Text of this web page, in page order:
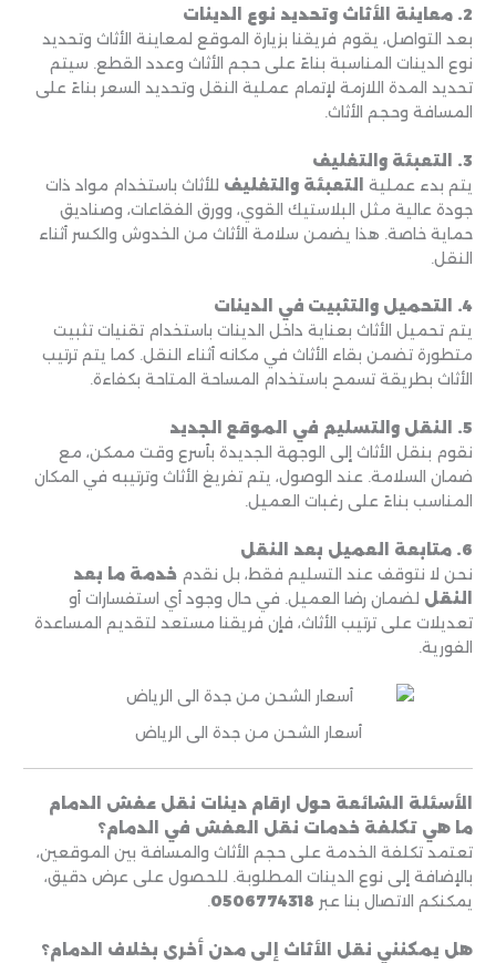
2. معاينة الأثاث وتحديد نوع الدينات
بعد التواصل، يقوم فريقنا بزيارة الموقع لمعاينة الأثاث وتحديد
نوع الدينات المناسبة بناءً على حجم الأثاث وعدد القطع. سيتم
تحديد المدة اللازمة لإتمام عملية النقل وتحديد السعر بناءً على
المسافة وحجم الأثاث.
3. التعبئة والتغليف
يتم بدء عملية
التعبئة والتغليف للأثاث باستخدام مواد ذات
جودة عالية مثل البلاستيك القوي، وورق الفقاعات، وصناديق
حماية خاصة. هذا يضمن سلامة الأثاث من الخدوش والكسر أثناء
النقل.
4. التحميل والتثبيت في الدينات
يتم تحميل الأثاث بعناية داخل الدينات باستخدام تقنيات تثبيت
متطورة تضمن بقاء الأثاث في مكانه أثناء النقل. كما يتم ترتيب
الأثاث بطريقة تسمح باستخدام المساحة المتاحة بكفاءة.
5. النقل والتسليم في الموقع الجديد
نقوم بنقل الأثاث إلى الوجهة الجديدة بأسرع وقت ممكن، مع
ضمان السلامة. عند الوصول، يتم تفريغ الأثاث وترتيبه في المكان
المناسب بناءً على رغبات العميل.
6. متابعة العميل بعد النقل
نحن لا نتوقف عند التسليم فقط، بل نقدمخدمة ما بعد
النقل لضمان رضا العميل. في حال وجود أي استفسارات أو
تعديلات على ترتيب الأثاث، فإن فريقنا مستعد لتقديم المساعدة
الفورية.
أسعار الشحن من جدة الى الرياض
الأسئلة الشائعة حول ارقام دينات نقل عفش الدمام
ما هي تكلفة خدمات نقل العفش في الدمام؟
تعتمد تكلفة الخدمة على حجم الأثاث والمسافة بين الموقعين،
بالإضافة إلى نوع الدينات المطلوبة. للحصول على عرض دقيق،
يمكنكم الاتصال بنا عبر 0506774318
هل يمكنني نقل الأثاث إلى مدن أخرى بخلاف الدمام؟